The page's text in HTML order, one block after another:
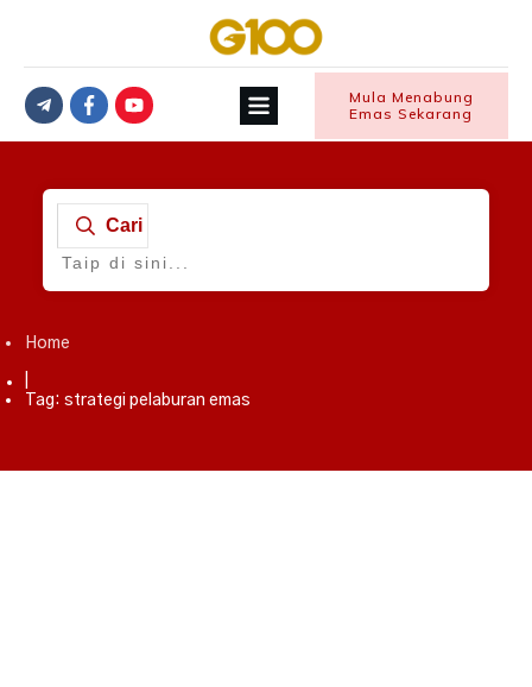
Mula Menabung
Emas Sekarang
Cari
Home
Tag: strategi pelaburan emas